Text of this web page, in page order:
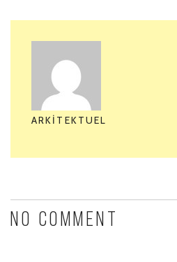
ARKITEKTUEL
NO COMMENT